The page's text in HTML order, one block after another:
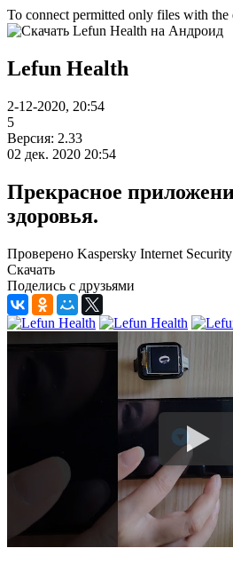
To connect permitted only files with
Lefun Health
2-12-2020, 20:54
5
Версия: 2.33
02 дек. 2020 20:54
Прекрасное
здоровья.
Проверено Kaspersky Internet Security
Скачать
Поделись с друзьями